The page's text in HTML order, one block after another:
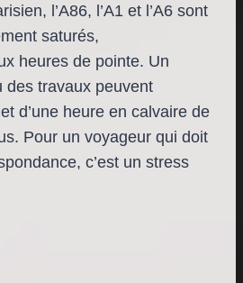
l’A86, l’A1 et l’A6 sont
saturés,
heures de pointe. Un
des travaux peuvent
d’une heure en calvaire de
Pour un voyageur qui doit
c’est un stress